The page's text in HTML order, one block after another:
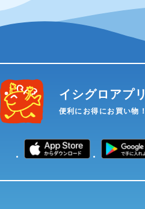
イシグロアプリ
便利にお得にお買い物！